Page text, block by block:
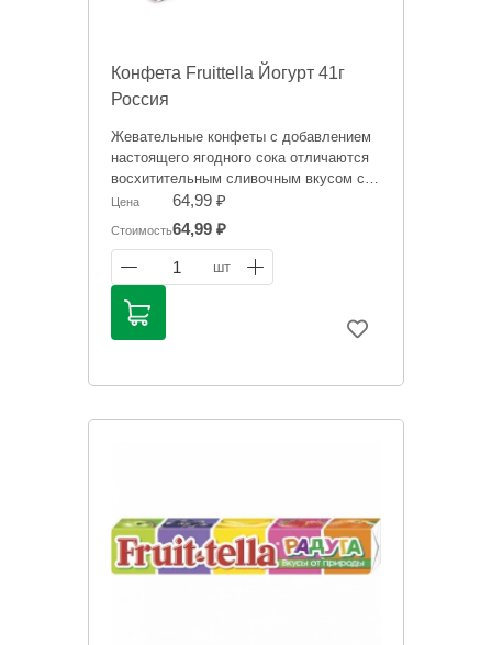
Конфета Fruittella Йогурт 41г
Россия
Жевательные конфеты с добавлением
настоящего ягодного сока отличаются
восхитительным сливочным вкусом с
ароматом клубники.
Информация на сайте о товарах носит
справочный характер и не является
публичной офертой. Цена может
меняться.
Цена 64,99 ₽
Стоимость64,99 ₽
1 шт